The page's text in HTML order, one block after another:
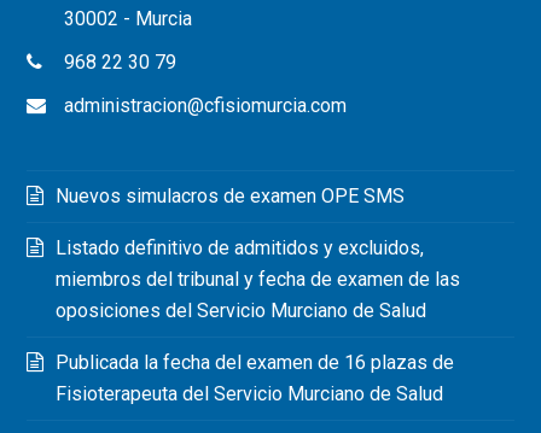
30002 - Murcia
968 22 30 79
administracion@cfisiomurcia.com
Nuevos simulacros de examen OPE SMS
Listado definitivo de admitidos y excluidos,
miembros del tribunal y fecha de examen de las
oposiciones del Servicio Murciano de Salud
Publicada la fecha del examen de 16 plazas de
Fisioterapeuta del Servicio Murciano de Salud